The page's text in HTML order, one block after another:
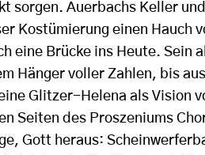
sorgen. Auerbachs Keller
Kostümierung einen Hauch
eine Brücke ins Heute. Sein
Hänger voller Zahlen, bis
Glitzer-Helena als Vision
Seiten des Proszeniums
Gott heraus: